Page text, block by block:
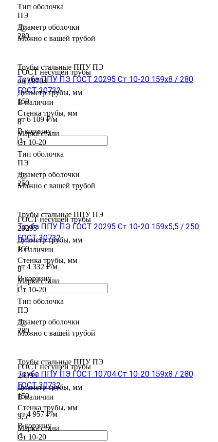
Тип оболочка
ПЭ
Диаметр оболочки
280
ГОСТ несущей трубы
оц 10704
Диаметр трубы, мм
159
Стенка трубы, мм
8
Марка стали
Ст 10-20
Тип оболочка
ПЭ
Диаметр оболочки
250
ГОСТ несущей трубы
20295
Диаметр трубы, мм
159
Стенка трубы, мм
8
Марка стали
Ст 10-20
Тип оболочка
ПЭ
Диаметр оболочки
280
Можно с вашей трубой
Трубы стальные ППУ ПЭ
Труба ППУ ПЭ ГОСТ 20295 Ст 10-20 159x8 / 280
ГОСТ 30732
В наличии
от 6 109 ₽/м
В корзину
ГОСТ несущей трубы
20295
Диаметр трубы, мм
159
Стенка трубы, мм
5,5
Марка стали
Ст 10-20
Можно с вашей трубой
Трубы стальные ППУ ПЭ
Труба ППУ ПЭ ГОСТ 20295 Ст 10-20 159x5,5 / 250
ГОСТ 30732
В наличии
от 4 332 ₽/м
В корзину
Можно с вашей трубой
Трубы стальные ППУ ПЭ
Труба ППУ ПЭ ГОСТ 10704 Ст 10-20 159x8 / 280
ГОСТ 30732
В наличии
от 4 957 ₽/м
В корзину